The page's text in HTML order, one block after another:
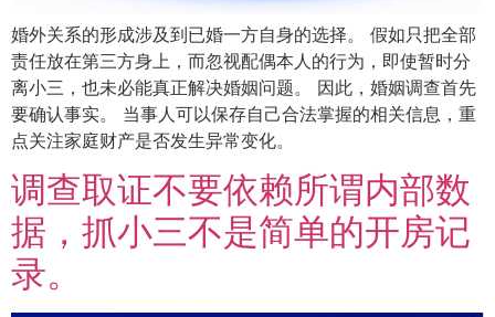
婚外关系的形成涉及到已婚一方自身的选择。 假如只把全部
责任放在第三方身上，而忽视配偶本人的行为，即使暂时分
离小三，也未必能真正解决婚姻问题。 因此，婚姻调查首先
要确认事实。 当事人可以保存自己合法掌握的相关信息，重
点关注家庭财产是否发生异常变化。
调查取证不要依赖所谓内部数
据，抓小三不是简单的开房记
录。